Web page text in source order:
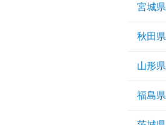
宮城県
秋田県
山形県
福島県